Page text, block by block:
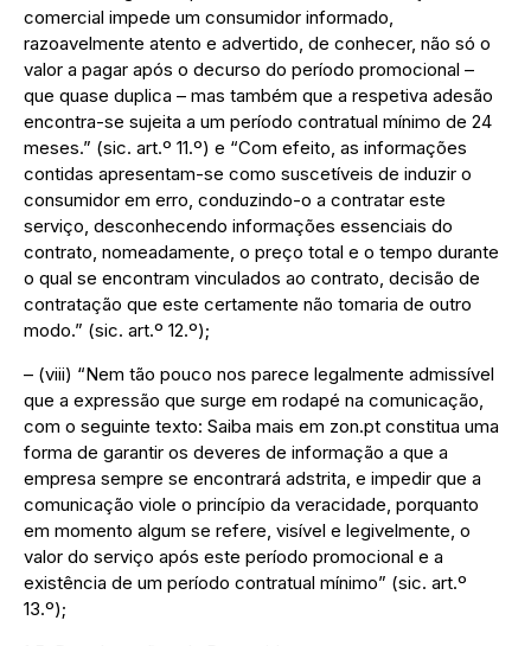
comercial impede um consumidor informado,
razoavelmente atento e advertido, de conhecer, não só o
valor a pagar após o decurso do período promocional –
que quase duplica – mas também que a respetiva adesão
encontra-se sujeita a um período contratual mínimo de 24
meses.” (sic. art.º 11.º) e “Com efeito, as informações
contidas apresentam-se como suscetíveis de induzir o
consumidor em erro, conduzindo-o a contratar este
serviço, desconhecendo informações essenciais do
contrato, nomeadamente, o preço total e o tempo durante
o qual se encontram vinculados ao contrato, decisão de
contratação que este certamente não tomaria de outro
modo.” (sic. art.º 12.º);
– (viii) “Nem tão pouco nos parece legalmente admissível
que a expressão que surge em rodapé na comunicação,
com o seguinte texto: Saiba mais em zon.pt constitua uma
forma de garantir os deveres de informação a que a
empresa sempre se encontrará adstrita, e impedir que a
comunicação viole o princípio da veracidade, porquanto
em momento algum se refere, visível e legivelmente, o
valor do serviço após este período promocional e a
existência de um período contratual mínimo” (sic. art.º
13.º);